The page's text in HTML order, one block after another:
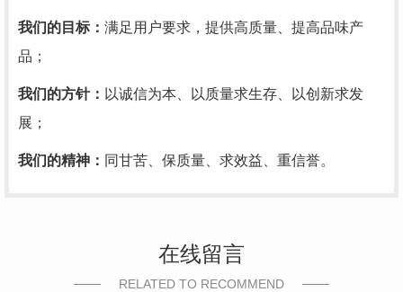
我们的目标： 满足用户要求，提供高质量、提高品味产
品；
我们的方针： 以诚信为本、以质量求生存、以创新求发
展；
我们的精神： 同甘苦、保质量、求效益、重信誉。
在线留言
RELATED TO RECOMMEND